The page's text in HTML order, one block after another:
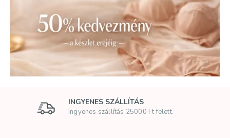
INGYENES SZÁLLÍTÁS
Ingyenes szállítás 25000 Ft felett.